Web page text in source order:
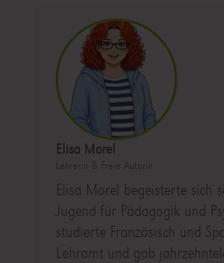
Elisa Morel
Lehrerin & Freie Autorin
Elisa Morel begeisterte sich
Jugend für Pädagogik und
studierte Französisch und
Lehramt und gab